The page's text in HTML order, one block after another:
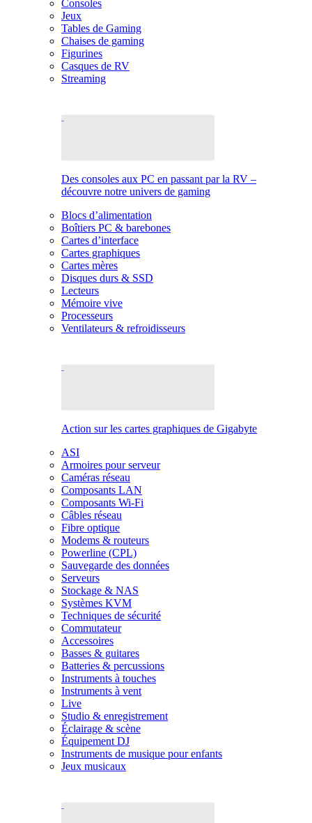
Consoles
Jeux
Tables de Gaming
Chaises de gaming
Figurines
Casques de RV
Streaming
Des consoles aux PC en passant par la RV –
découvre notre univers de gaming
Blocs d’alimentation
Boîtiers PC & barebones
Cartes d’interface
Cartes graphiques
Cartes mères
Disques durs & SSD
Lecteurs
Mémoire vive
Processeurs
Ventilateurs & refroidisseurs
Action sur les cartes graphiques de Gigabyte
ASI
Armoires pour serveur
Caméras réseau
Composants LAN
Composants Wi-Fi
Câbles réseau
Fibre optique
Modems & routeurs
Powerline (CPL)
Sauvegarde des données
Serveurs
Stockage & NAS
Systèmes KVM
Techniques de sécurité
Commutateur
Accessoires
Basses & guitares
Batteries & percussions
Instruments à touches
Instruments à vent
Live
Studio & enregistrement
Éclairage & scène
Équipement DJ
Instruments de musique pour enfants
Jeux musicaux